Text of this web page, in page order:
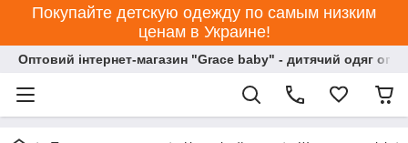
Покупайте детскую одежду по самым низким
ценам в Украине!
Оптовий інтернет-магазин "Grace baby" - дитячий одяг